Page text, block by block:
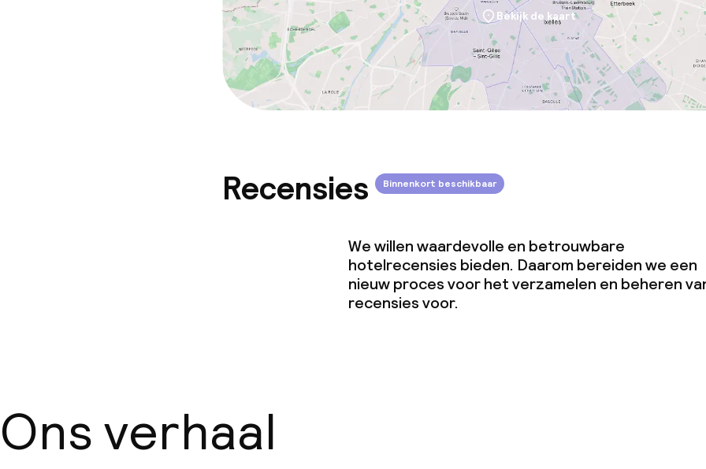
Bekijk de kaart
Recensies Binnenkort beschikbaar
We willen waardevolle en betrouwbare
hotelrecensies bieden. Daarom bereiden we een
nieuw proces voor het verzamelen en beheren
recensies voor.
Ons verhaal